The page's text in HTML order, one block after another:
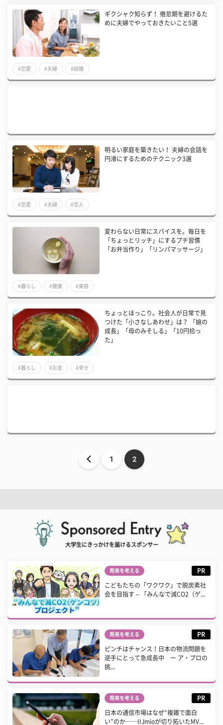
ギクシャク知らず！ 倦怠期を避けるた
めに夫婦でやっておきたいこと5選
#恋愛 #夫婦 #結婚
明るい家庭を築きたい！ 夫婦の会話を
円滑にするためのテクニック3選
#恋愛 #夫婦 #恋人
変わらない日常にスパイスを。毎日を
「ちょっとリッチ」にするプチ習慣
「お弁当作り」「リンパマッサージ」
#暮らし #健康 #美容
ちょっとほっこり。社会人が日常で見
つけた「小さなしあわせ」は？ 「娘の
成長」「母のみそしる」「10円拾っ
た」
#暮らし #お金 #幸せ
1 2
大学生にきっかけを届けるスポンサー
将来を考える PR
こどもたちの「ワクワク」で脱炭素社
会を目指す – 「みんなで減CO2（ゲ...
将来を考える PR
ピンチはチャンス！日本の物流問題を
逆手にとって急成長中 ー ア・プロの
挑...
将来を考える PR
日本の通信市場はなぜ“複雑で面白
い”のか──IIJmioが切り拓いたMV...